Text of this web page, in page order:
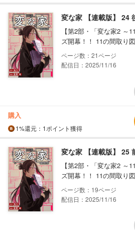
変な家 【連載版】 24
【第2部・「変な家2 ～
ズ開幕！！ 11の間取り
21
配信日：2025/11/16
購入
1%還元 ：1ポイント獲得
変な家 【連載版】 25
【第2部・「変な家2 ～
ズ開幕！！ 11の間取り
19
配信日：2025/11/16